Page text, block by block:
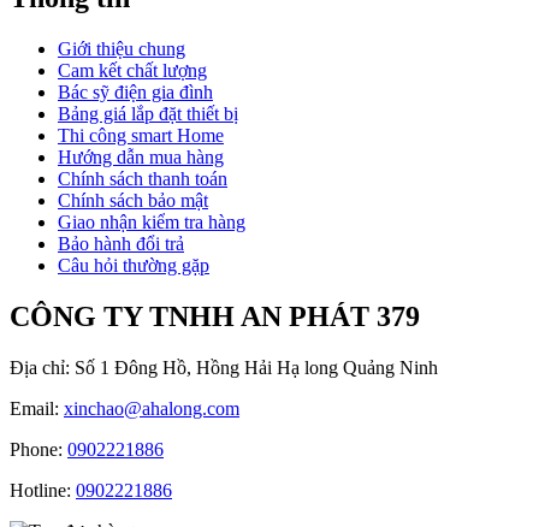
Giới thiệu chung
Cam kết chất lượng
Bác sỹ điện gia đình
Bảng giá lắp đặt thiết bị
Thi công smart Home
Hướng dẫn mua hàng
Chính sách thanh toán
Chính sách bảo mật
Giao nhận kiểm tra hàng
Bảo hành đổi trả
Câu hỏi thường gặp
CÔNG TY TNHH AN PHÁT 379
Địa chỉ: Số 1 Đông Hồ, Hồng Hải Hạ long Quảng Ninh
Email: xinchao@ahalong.com
Phone: 0902221886
Hotline: 0902221886